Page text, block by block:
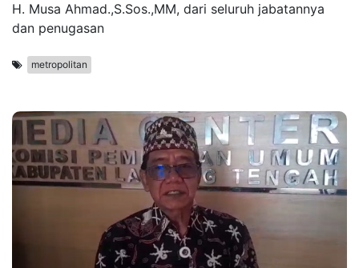
H. Musa Ahmad.,S.Sos.,MM, dari seluruh jabatannya
dan penugasan
metropolitan